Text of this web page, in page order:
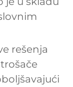
rešenja